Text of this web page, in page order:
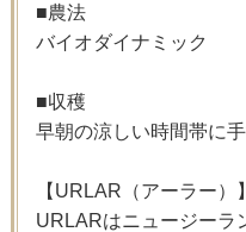
■農法
バイオダイナミック
■収穫
早朝の涼しい時間帯に
【URLAR（アーラー）】
URLARはニュージーラ